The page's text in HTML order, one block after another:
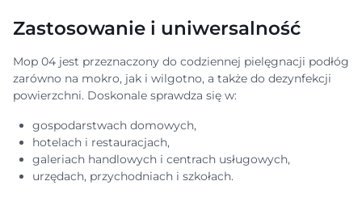
Zastosowanie i uniwersalność
Mop 04 jest przeznaczony do codziennej pielęgnacji podłóg
zarówno na mokro, jak i wilgotno, a także do dezynfekcji
powierzchni. Doskonale sprawdza się w:
gospodarstwach domowych,
hotelach i restauracjach,
galeriach handlowych i centrach usługowych,
urzędach, przychodniach i szkołach.